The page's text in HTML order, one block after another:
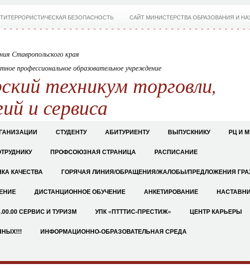
БЕЗОПАСНОСТЬ САЙТ МИНИСТЕРСТВА ОБРАЗОВАНИЯ И
Ставропольского края
профессиональное образовательное учреждение
техникум торговли,
и сервиса
СТУДЕНТУ АБИТУРИЕНТУ ВЫПУСКНИКУ РЦ И
ПРОФСОЮЗНАЯ СТРАНИЦА РАСПИСАНИЕ
КАЧЕСТВА ГОРЯЧАЯ ЛИНИЯ/ОБРАЩЕНИЯ/ЖАЛОБЫ/ПРЕДЛОЖЕНИЯ
ДИСТАНЦИОННОЕ ОБУЧЕНИЕ АНКЕТИРОВАНИЕ
СЕРВИС И ТУРИЗМ УПК «ПТТТИС-ПРЕСТИЖ» ЦЕНТР КАРЬЕРЫ
ИНФОРМАЦИОННО-ОБРАЗОВАТЕЛЬНАЯ СРЕДА